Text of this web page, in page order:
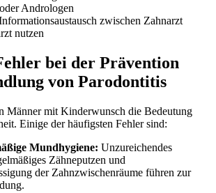
Andrologen
zwischen Zahnarzt
nutzen
bei der Prävention
von Parodontitis
Männer mit Kinderwunsch die Bedeutung
Einige der häufigsten Fehler sind:
Mundhygiene: Unzureichendes
Zähneputzen und
der Zahnzwischenräume führen zur